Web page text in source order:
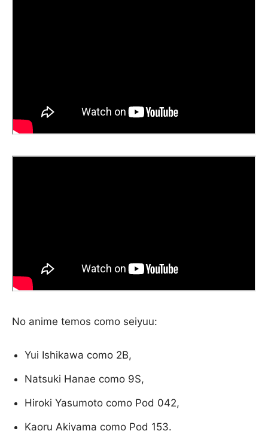
No anime temos como seiyuu:
Yui Ishikawa como 2B,
Natsuki Hanae como 9S,
Hiroki Yasumoto como Pod 042,
Kaoru Akiyama como Pod 153.